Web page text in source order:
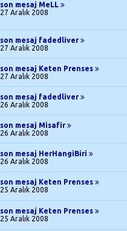
son mesaj MeLL
27 Aralık 2008
son mesaj fadedliver
27 Aralık 2008
son mesaj Keten Prenses
27 Aralık 2008
son mesaj fadedliver
26 Aralık 2008
son mesaj Misafir
26 Aralık 2008
son mesaj HerHangiBiri
26 Aralık 2008
son mesaj Keten Prenses
25 Aralık 2008
son mesaj Keten Prenses
25 Aralık 2008